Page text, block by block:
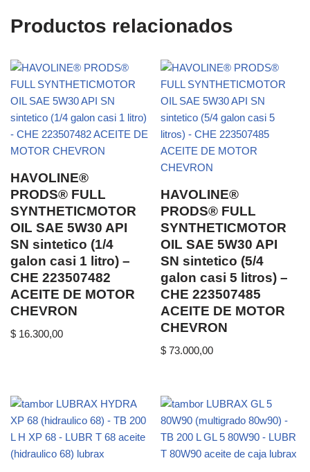
Productos relacionados
HAVOLINE®
PRODS® FULL
SYNTHETICMOTOR
OIL SAE 5W30 API
SN sintetico (1/4
galon casi 1 litro) –
CHE 223507482
ACEITE DE MOTOR
CHEVRON
$ 16.300,00
HAVOLINE®
PRODS® FULL
SYNTHETICMOTOR
OIL SAE 5W30 API
SN sintetico (5/4
galon casi 5 litros) –
CHE 223507485
ACEITE DE MOTOR
CHEVRON
$ 73.000,00